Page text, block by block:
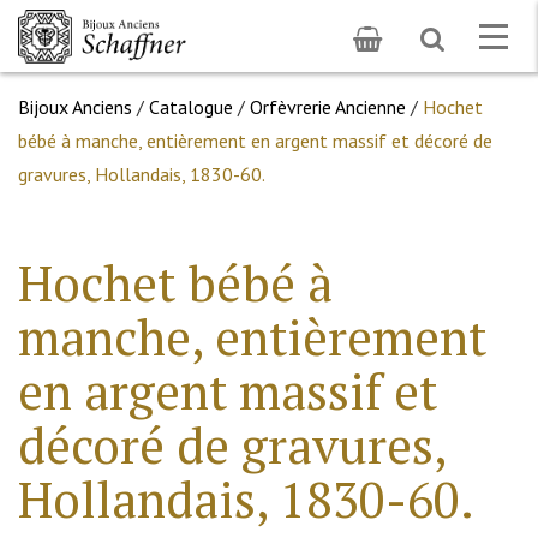
Toggle
search
Bijoux Anciens / Catalogue / Orfèvrerie Ancienne / Hochet
bébé à manche, entièrement en argent massif et décoré de
gravures, Hollandais, 1830-60.
Hochet bébé à
manche, entièrement
en argent massif et
décoré de gravures,
Hollandais, 1830-60.